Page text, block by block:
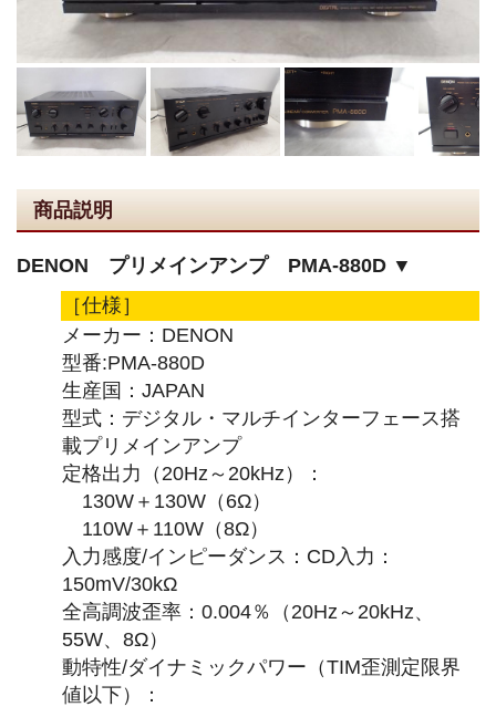
商品説明
DENON プリメインアンプ PMA-880D ▼
［仕様］
メーカー：DENON
型番:PMA-880D
生産国：JAPAN
型式：デジタル・マルチインターフェース搭
載プリメインアンプ
定格出力（20Hz～20kHz）：
130W＋130W（6Ω）
110W＋110W（8Ω）
入力感度/インピーダンス：CD入力：
150mV/30kΩ
全高調波歪率：0.004％（20Hz～20kHz、
55W、8Ω）
動特性/ダイナミックパワー（TIM歪測定限界
値以下）：